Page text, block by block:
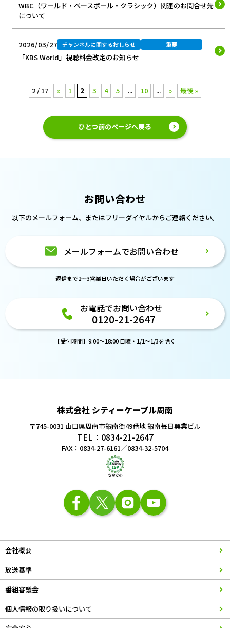
WBC（ワールド・ベースボール・クラシック）関連のお問合せ先
について
2026/03/27 チャンネルに関するおしらせ 重要
「KBS World」視聴料金改定のお知らせ
2 / 17 « 1 2 3 4 5 ... 10 ... » 最後 »
ひとつ前のページへ戻る
お問い合わせ
以下のメールフォーム、またはフリーダイヤルからご連絡ください。
メールフォームでお問い合わせ
返信まで2～3営業日いただく場合がございます
お電話でお問い合わせ
0120-21-2647
【受付時間】9:00～18:00 日曜・1/1～1/3を除く
株式会社 シティーケーブル周南
〒745-0031 山口県周南市銀南街49番地銀南毎日興業ビル
TEL：0834-21-2647
FAX：0834-27-6161／0834-32-5704
会社概要
放送基準
番組審議会
個人情報の取り扱いについて